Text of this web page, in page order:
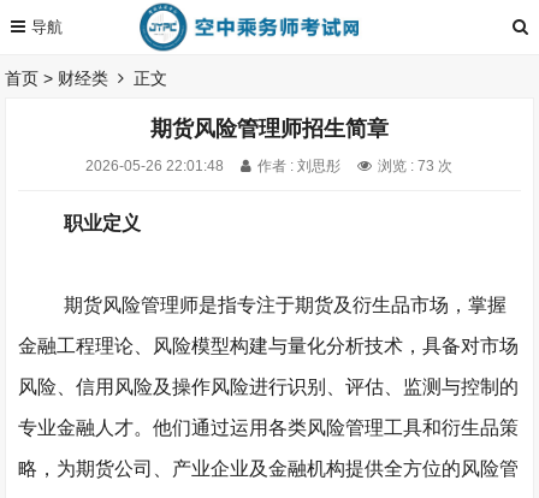
首页 > 财经类 正文
期货风险管理师招生简章
2026-05-26 22:01:48 作者 : 刘思彤 浏览 : 73 次
职业定义
期货风险管理师是指专注于期货及衍生品市场，掌握
金融工程理论、风险模型构建与量化分析技术，具备对市场
风险、信用风险及操作风险进行识别、评估、监测与控制的
专业金融人才。他们通过运用各类风险管理工具和衍生品策
略，为期货公司、产业企业及金融机构提供全方位的风险管